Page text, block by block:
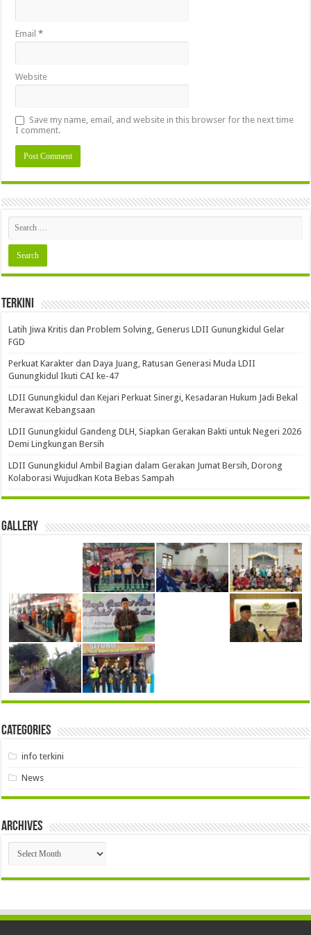
Email*
Website
Save my name, email, and website in this browser for the next time
I comment.
Terkini
Latih Jiwa Kritis dan Problem Solving, Generus LDII Gunungkidul Gelar
FGD
Perkuat Karakter dan Daya Juang, Ratusan Generasi Muda LDII
Gunungkidul Ikuti CAI ke-47
LDII Gunungkidul dan Kejari Perkuat Sinergi, Kesadaran Hukum Jadi Bekal
Merawat Kebangsaan
LDII Gunungkidul Gandeng DLH, Siapkan Gerakan Bakti untuk Negeri 2026
Demi Lingkungan Bersih
LDII Gunungkidul Ambil Bagian dalam Gerakan Jumat Bersih, Dorong
Kolaborasi Wujudkan Kota Bebas Sampah
Gallery
Categories
info terkini
News
Archives
Archives